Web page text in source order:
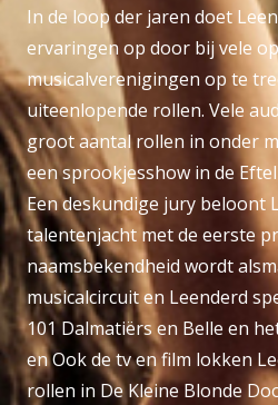
In de loop der jaren doet
ervaringen op door bij vele
musicalverenigingen op te
uiteenlopende rollen. Vele
groot aantal rollen in onder
een sprookjesshow in de
Een deskundige jury beloont
talentenjacht met de eerste
naamsbekendheid wordt
musicalcircuit en Leenderd
101 Dalmatiërs en Belle en
en Ook de tv en film lokken
rollen in De Kleine Blonde